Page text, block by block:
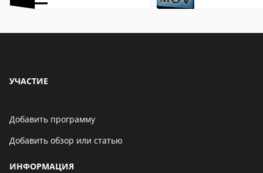
УЧАСТИЕ
Добавить программу
Добавить обзор или статью
ИНФОРМАЦИЯ